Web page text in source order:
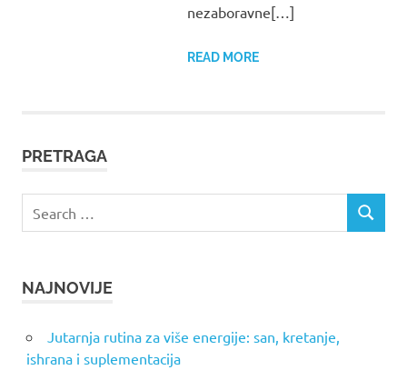
nezaboravne[…]
READ MORE
PRETRAGA
for:
SEARCH
NAJNOVIJE
Jutarnja rutina za više energije: san, kretanje,
ishrana i suplementacija